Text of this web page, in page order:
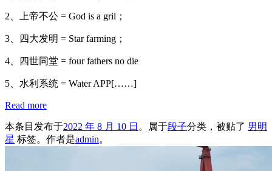
2、上帝不公 = God is a gril；
3、四大发明 = Star farming；
4、四世同堂 = four fathers no die
5、水利系统 = Water APP[……]
Read more
本条目发布于2022 年 8 月 10 日 。属于段子分类，被贴了 男明
星 标签。 作者是admin。